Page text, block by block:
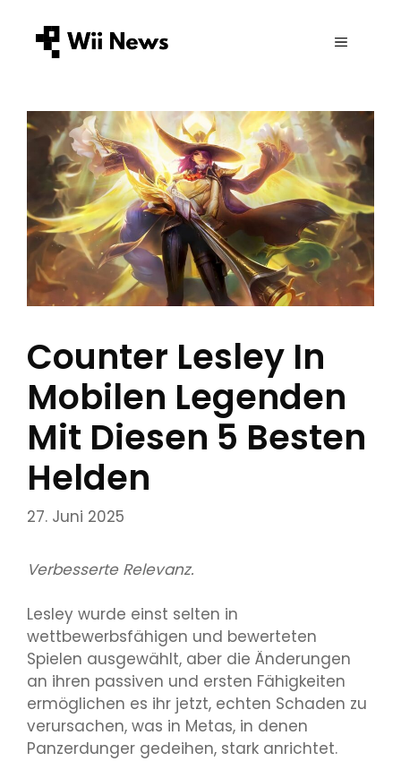
Inhalt
springen
MENÜ
Counter Lesley In
Mobilen Legenden
Mit Diesen 5 Besten
Helden
27. Juni 2025
Verbesserte Relevanz.
Lesley wurde einst selten in
wettbewerbsfähigen und bewerteten
Spielen ausgewählt, aber die Änderungen
an ihren passiven und ersten Fähigkeiten
ermöglichen es ihr jetzt, echten Schaden zu
verursachen, was in Metas, in denen
Panzerdunger gedeihen, stark anrichtet.